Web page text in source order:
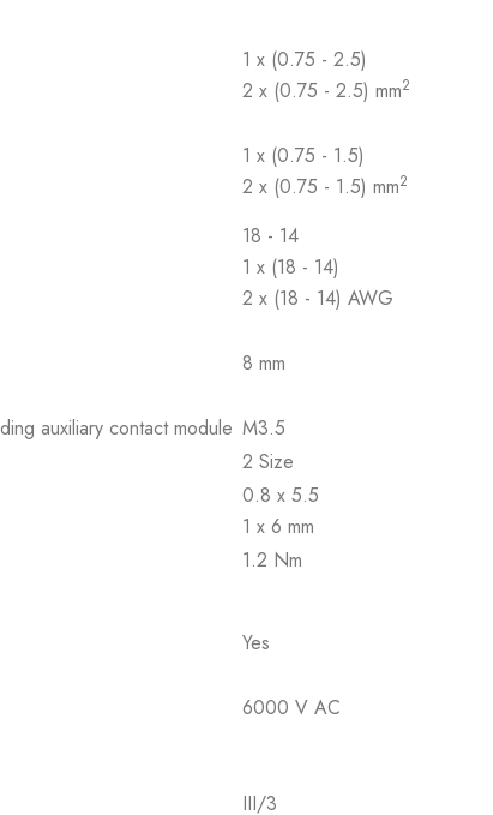
1 x (0.75 - 2.5)
2 x (0.75 - 2.5) mm2
1 x (0.75 - 1.5)
2 x (0.75 - 1.5) mm2
18 - 14
1 x (18 - 14)
2 x (18 - 14) AWG
8 mm
auxiliary contact module M3.5
2 Size
0.8 x 5.5
1 x 6 mm
1.2 Nm
Yes
6000 V AC
III/3